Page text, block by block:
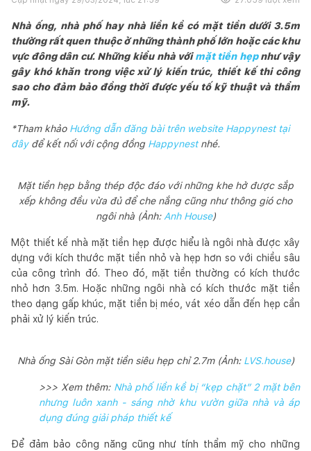
Nhà ống, nhà phố hay nhà liền kề có mặt tiền dưới 3.5m
thường rất quen thuộc ở những thành phố lớn hoặc các khu
vực đông dân cư. Những kiểu nhà vớimặt tiền hẹpnhư vậy
gây khó khăn trong việc xử lý kiến trúc, thiết kế thi công
sao cho đảm bảo đồng thời được yếu tố kỹ thuật và thẩm
mỹ.
*Tham khảo Hướng dẫn đăng bài trên website Happynest tại
đâyđể kết nối với cộng đồng Happynest nhé.
Mặt tiền hẹp bằng thép độc đáo với những khe hở được sắp
xếp không đều vừa đủ để che nắng cũng như thông gió cho
ngôi nhà (Ảnh: Anh House)
Một thiết kế nhà mặt tiền hẹp được hiểu là ngôi nhà được xây
dựng với kích thước mặt tiền nhỏ và hẹp hơn so với chiều sâu
của công trình đó. Theo đó, mặt tiền thường có kích thước
nhỏ hơn 3.5m. Hoặc những ngôi nhà có kích thước mặt tiền
theo dạng gấp khúc, mặt tiền bị méo, vát xéo dẫn đến hẹp cần
phải xử lý kiến trúc.
Nhà ống Sài Gòn mặt tiền siêu hẹp chỉ 2.7m (Ảnh: LVS.house)
>>> Xem thêm: Nhà phố liền kề bị “kẹp chặt” 2 mặt bên
nhưng luôn xanh - sáng nhờ khu vườn giữa nhà và áp
dụng đúng giải pháp thiết kế
Để đảm bảo công năng cũng như tính thẩm mỹ cho những